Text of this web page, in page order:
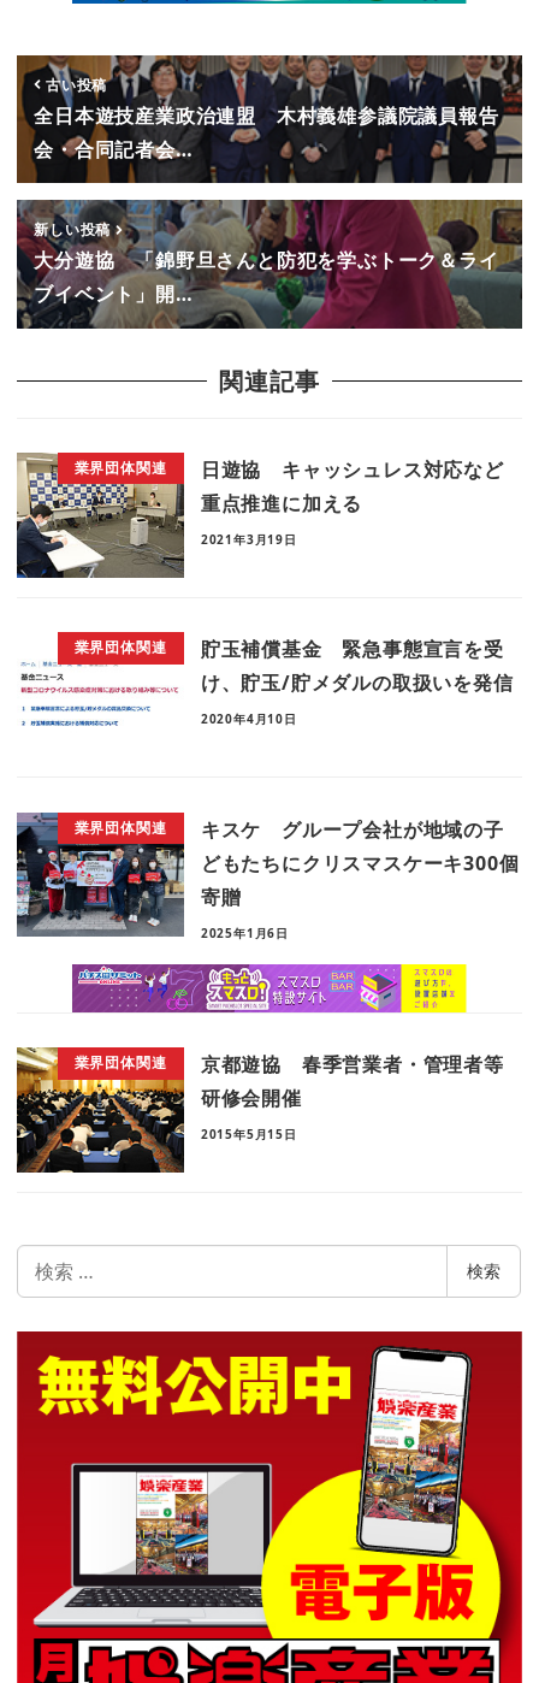
古い投稿
全日本遊技産業政治連盟 木村義雄参議院議員報告
会・合同記者会…
新しい投稿
大分遊協 「錦野旦さんと防犯を学ぶトーク＆ライ
ブイベント」開…
関連記事
業界団体関連
日遊協 キャッシュレス対応など
重点推進に加える
2021年3月19日
業界団体関連
貯玉補償基金 緊急事態宣言を受
け、貯玉/貯メダルの取扱いを発信
2020年4月10日
業界団体関連
キスケ グループ会社が地域の子
どもたちにクリスマスケーキ300個
寄贈
2025年1月6日
業界団体関連
京都遊協 春季営業者・管理者等
研修会開催
2015年5月15日
索
検索